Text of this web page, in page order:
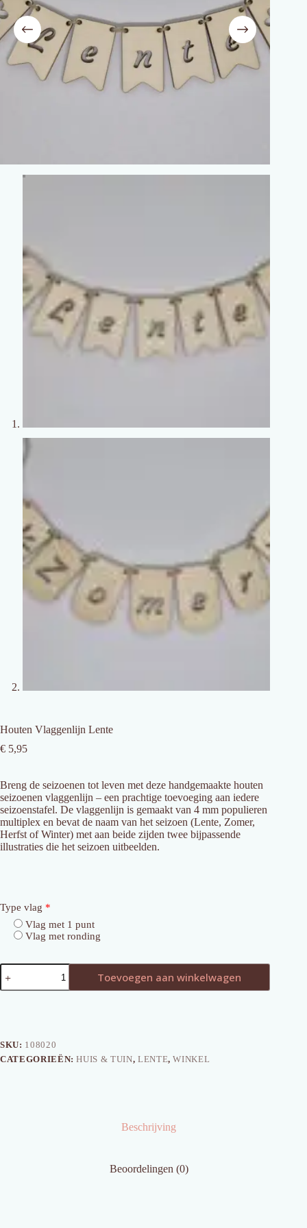
Houten Vlaggenlijn Lente
€ 5,95
Breng de seizoenen tot leven met deze handgemaakte houten
seizoenen vlaggenlijn – een prachtige toevoeging aan iedere
seizoenstafel. De vlaggenlijn is gemaakt van 4 mm populieren
multiplex en bevat de naam van het seizoen (Lente, Zomer,
Herfst ofWinter) met aan beide zijden twee bijpassende
illustraties die het seizoen uitbeelden.
Type vlag *
Vlag met 1 punt
Vlag met ronding
Houten
Vlaggenlijn
Lente
Toevoegen aan winkelwagen
SKU: 108020
CATEGORIEËN:HUIS & TUIN, LENTE,WINKEL
Beschrijving
Beoordelingen (0)